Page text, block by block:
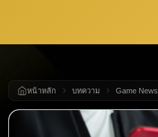
หน้าหลัก บทความ Game News